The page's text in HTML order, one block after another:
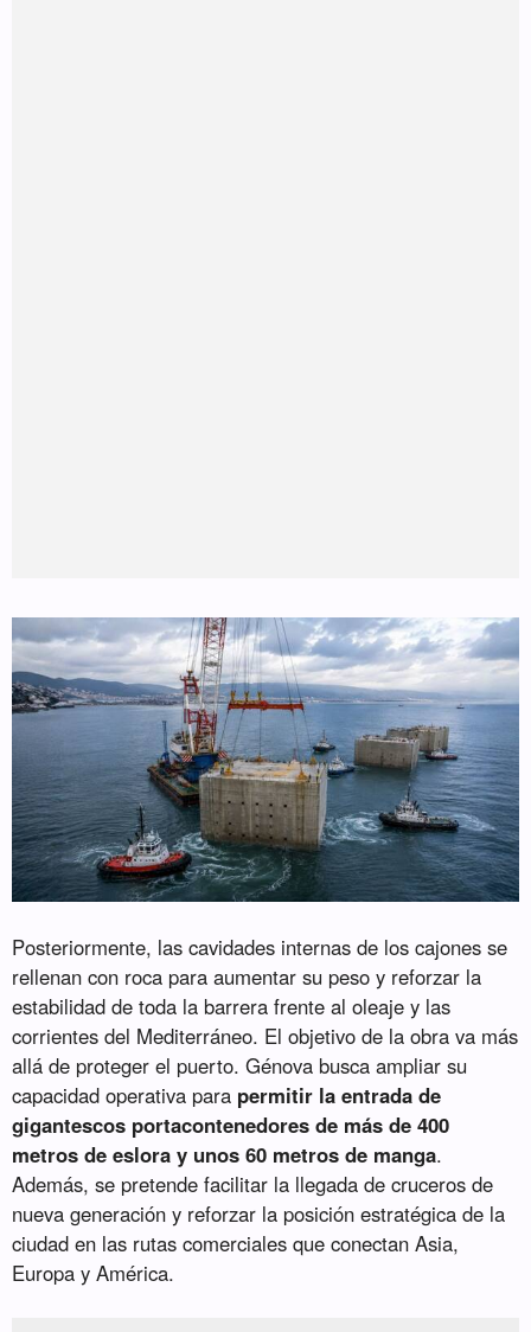
Posteriormente, las cavidades internas de los cajones se
rellenan con roca para aumentar su peso y reforzar la
estabilidad de toda la barrera frente al oleaje y las
corrientes del Mediterráneo. El objetivo de la obra va más
allá de proteger el puerto. Génova busca ampliar su
capacidad operativa para permitir la entrada de
gigantescos portacontenedores de más de 400
metros de eslora y unos 60 metros de manga.
Además, se pretende facilitar la llegada de cruceros de
nueva generación y reforzar la posición estratégica de la
ciudad en las rutas comerciales que conectan Asia,
Europa y América.